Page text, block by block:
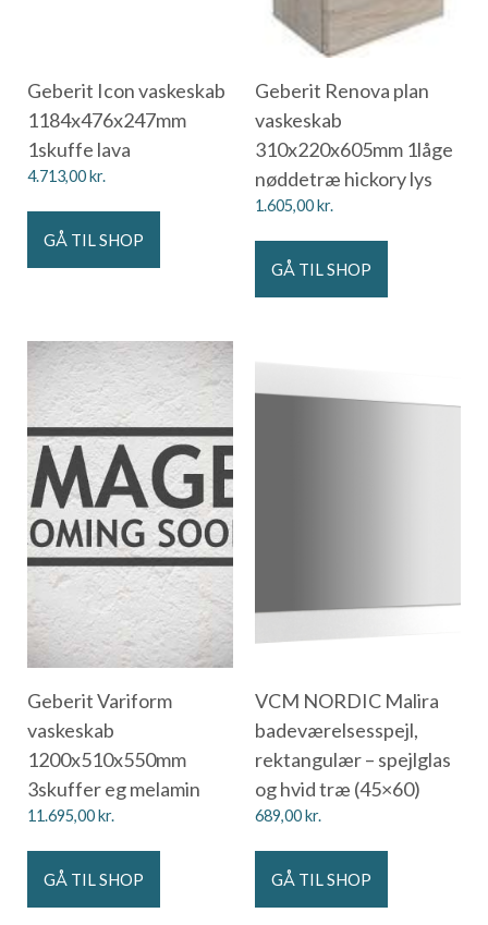
Geberit Icon vaskeskab
1184x476x247mm
1skuffe lava
4.713,00kr.
GÅ TIL SHOP
Geberit Renova plan
vaskeskab
310x220x605mm 1låge
nøddetræ hickory lys
1.605,00kr.
GÅ TIL SHOP
Geberit Variform
vaskeskab
1200x510x550mm
3skuffer eg melamin
11.695,00kr.
GÅ TIL SHOP
VCM NORDIC Malira
badeværelsesspejl,
rektangulær – spejlglas
og hvid træ (45×60)
689,00kr.
GÅ TIL SHOP